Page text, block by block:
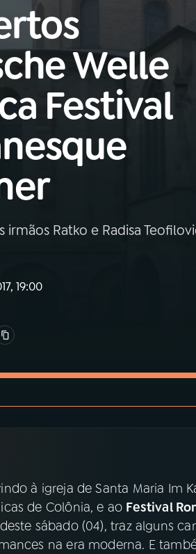
AO VIVO
Facebook
X
Welle
Festival
irmãos Ratko e Radisa
19:00
à igreja de Santa Maria Im
de Colônia, e ao Festival
deste sábado (04), traz alguns
na era moderna. E